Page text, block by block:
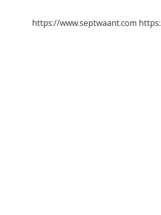
https://www.septwaant.com